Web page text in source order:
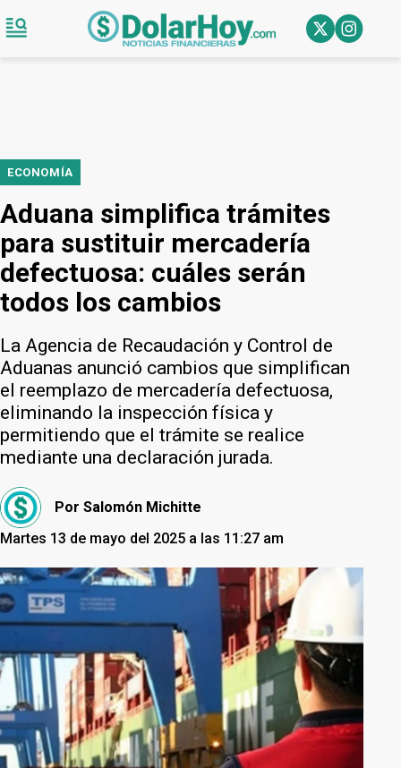
ECONOMÍA
Aduana simplifica trámites
para sustituir mercadería
defectuosa: cuáles serán
todos los cambios
La Agencia de Recaudación y Control de
Aduanas anunció cambios que simplifican
el reemplazo de mercadería defectuosa,
eliminando la inspección física y
permitiendo que el trámite se realice
mediante una declaración jurada.
Por Salomón Michitte
Martes 13 de mayo del 2025 a las 11:27 am